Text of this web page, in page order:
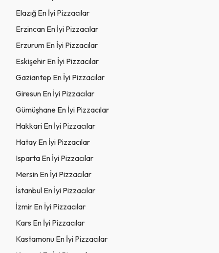
Elazığ En İyi Pizzacılar
Erzincan En İyi Pizzacılar
Erzurum En İyi Pizzacılar
Eskişehir En İyi Pizzacılar
Gaziantep En İyi Pizzacılar
Giresun En İyi Pizzacılar
Gümüşhane En İyi Pizzacılar
Hakkari En İyi Pizzacılar
Hatay En İyi Pizzacılar
Isparta En İyi Pizzacılar
Mersin En İyi Pizzacılar
İstanbul En İyi Pizzacılar
İzmir En İyi Pizzacılar
Kars En İyi Pizzacılar
Kastamonu En İyi Pizzacılar